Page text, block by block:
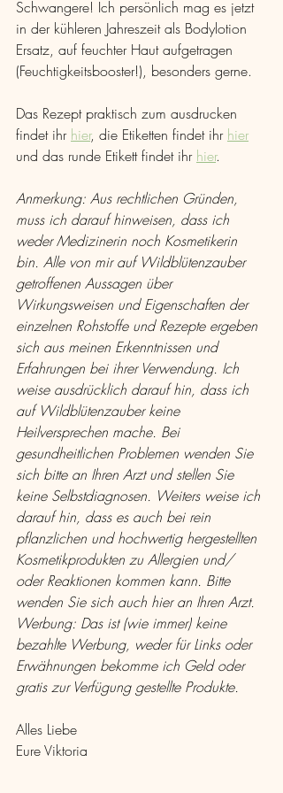
Schwangere! Ich persönlich mag es jetzt
in der kühleren Jahreszeit als Bodylotion
Ersatz, auf feuchter Haut aufgetragen
(Feuchtigkeitsbooster!), besonders gerne.
Das Rezept praktisch zum ausdrucken
findet ihr hier, die Etiketten findet ihr hier
und das runde Etikett findet ihr hier.
Anmerkung: Aus rechtlichen Gründen,
muss ich darauf hinweisen, dass ich
weder Medizinerin noch Kosmetikerin
bin. Alle von mir auf Wildblütenzauber
getroffenen Aussagen über
Wirkungsweisen und Eigenschaften der
einzelnen Rohstoffe und Rezepte ergeben
sich aus meinen Erkenntnissen und
Erfahrungen bei ihrer Verwendung. Ich
weise ausdrücklich darauf hin, dass ich
auf Wildblütenzauber keine
Heilversprechen mache. Bei
gesundheitlichen Problemen wenden Sie
sich bitte an Ihren Arzt und stellen Sie
keine Selbstdiagnosen. Weiters weise ich
darauf hin, dass es auch bei rein
pflanzlichen und hochwertig hergestellten
Kosmetikprodukten zu Allergien und/
oder Reaktionen kommen kann. Bitte
wenden Sie sich auch hier an Ihren Arzt.
Werbung: Das ist (wie immer) keine
bezahlte Werbung, weder für Links oder
Erwähnungen bekomme ich Geld oder
gratis zur Verfügung gestellte Produkte.
Alles Liebe
Eure Viktoria